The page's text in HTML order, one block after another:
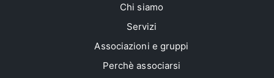
Chi siamo
Servizi
Associazioni e gruppi
Perchè associarsi